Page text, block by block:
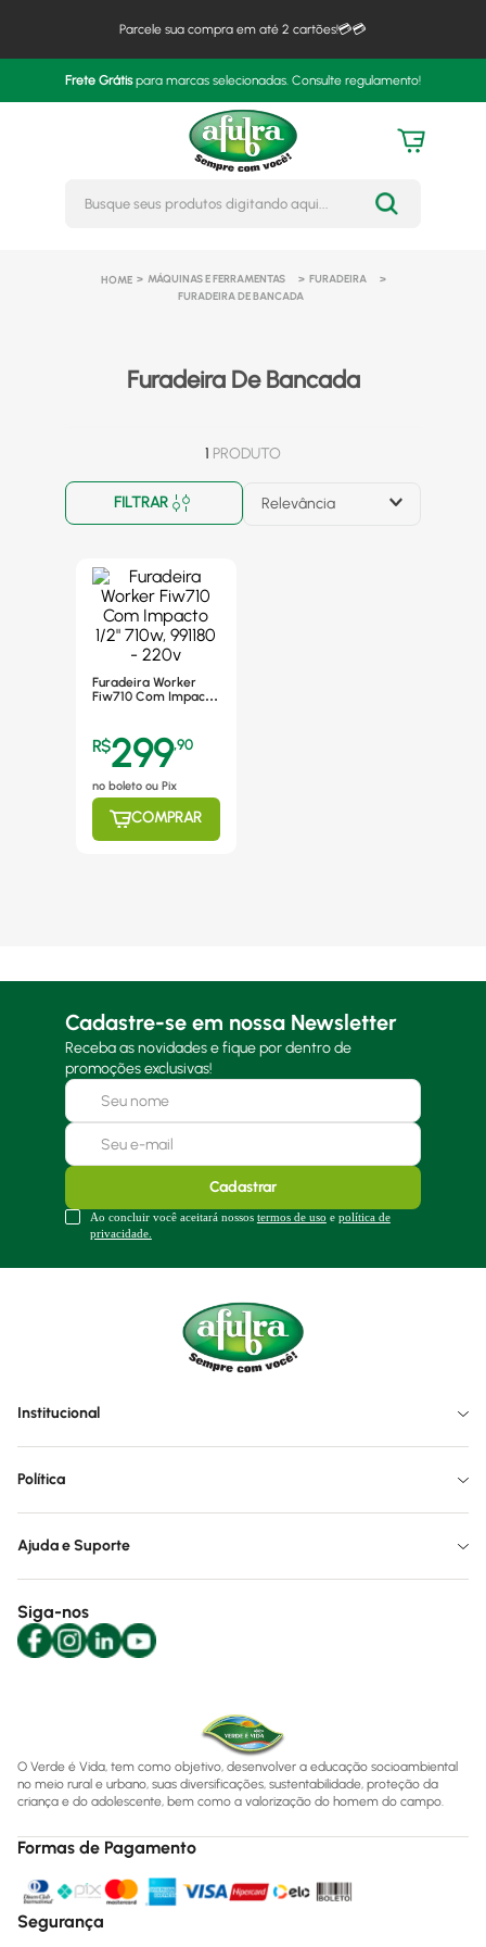
Parcele sua compra em até 2 cartões!💳💳
Frete Grátispara marcas selecionadas. Consulte regulamento!
Busque seus produtos
MÁQUINAS E FERRAMENTAS
FURADEIRA
FURADEIRA DE BANCADA
Furadeira De Bancada
1 PRODUTO
FILTRAR Relevância
Furadeira Worker
Fiw710 Com Impacto
R$299,90
no boleto ou Pix
COMPRAR
Cadastre-se em nossa Newsletter
Receba as novidades e fique por dentro de
promoções exclusivas!
Cadastrar
Ao concluir você aceitará nossos termos de uso e política de
privacidade.
Institucional
Política
Ajuda e Suporte
Siga-nos
O Verde é Vida, tem como objetivo, desenvolver a educação socioambiental
no meio rural e urbano, suas diversificações, sustentabilidade, proteção da
criança e do adolescente, bem como a valorização do homem do campo.
Formas de Pagamento
Segurança